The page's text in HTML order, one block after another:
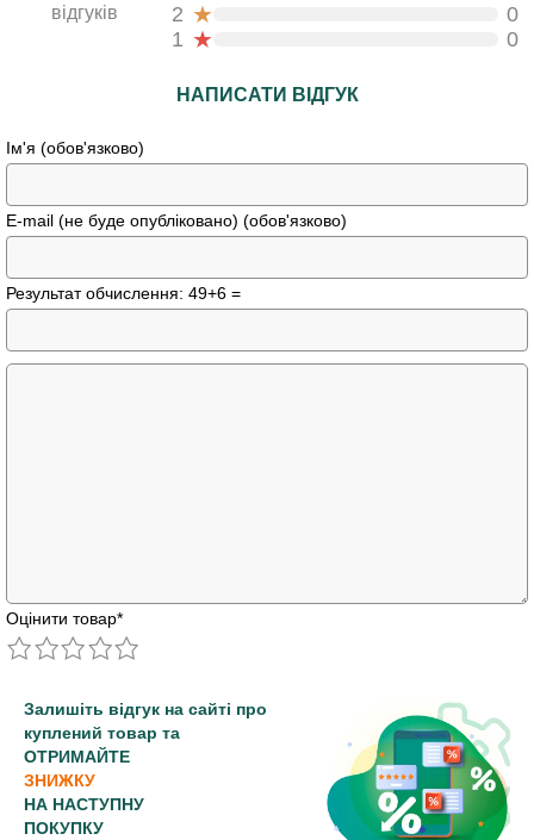
відгуків
2 ★
0
1 ★ 0
НАПИСАТИ ВІДГУК
Ім'я (обов'язково)
E-mail (не буде опубліковано) (обов'язково)
Результат обчислення: 49+6 =
Оцінити товар*
Залишіть відгук на сайті про
куплений товар та
ОТРИМАЙТЕ
ЗНИЖКУ
НА НАСТУПНУ
ПОКУПКУ